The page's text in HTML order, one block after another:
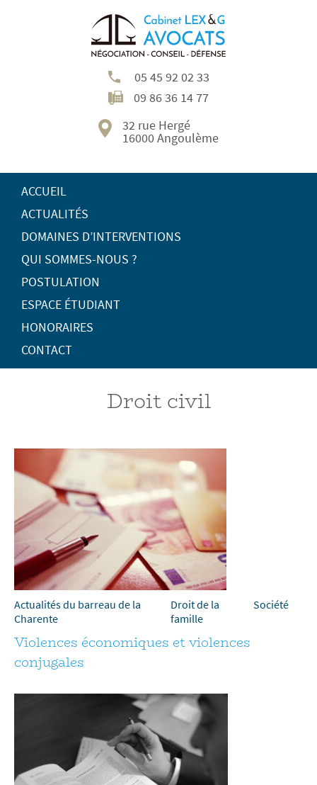
05 45 92 02 33
09 86 36 14 77
32 rue Hergé
16000 Angoulème
ACCUEIL
ACTUALITÉS
DOMAINES D’INTERVENTIONS
QUI SOMMES-NOUS ?
POSTULATION
ESPACE ÉTUDIANT
HONORAIRES
CONTACT
Droit civil
Actualités du barreau de la
Charente
Droit de la
famille
Société
Violences économiques et violences
conjugales